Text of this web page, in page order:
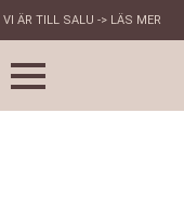
VI ÄR TILL SALU -> LÄS MER